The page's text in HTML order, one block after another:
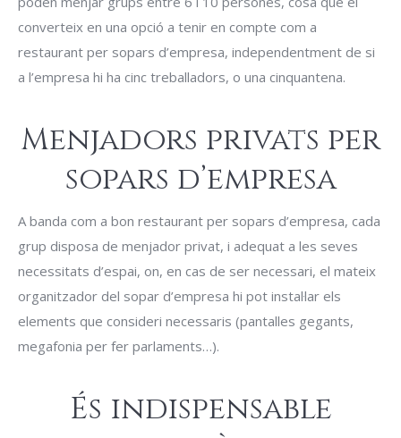
converteix en una opció a tenir en compte com a
restaurant per sopars d’empresa, independentment de si
a l’empresa hi ha cinc treballadors, o una cinquantena.
Menjadors privats per
sopars d’empresa
A banda com a bon restaurant per sopars d’empresa, cada
grup disposa de menjador privat, i adequat a les seves
necessitats d’espai, on, en cas de ser necessari, el mateix
organitzador del sopar d’empresa hi pot instal·lar els
elements que consideri necessaris (pantalles gegants,
megafonia per fer parlaments…).
És indispensable